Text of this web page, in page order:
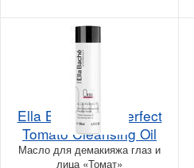
Ella Bache Ella Perfect
Tomato Cleansing Oil
Масло для демакияжа глаз и
лица «Томат»